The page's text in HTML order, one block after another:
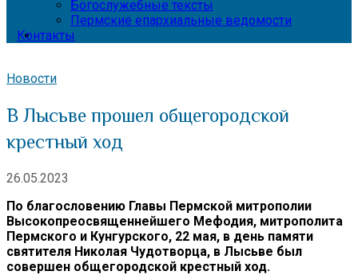
Богослужебные тексты
Пермские епархиальные ведомости
Контакты
Новости
В Лысьве прошел общегородской
крестный ход
26.05.2023
По благословению Главы Пермской митрополии
Высокопреосвященнейшего Мефодия, митрополита
Пермского и Кунгурского, 22 мая, в день памяти
святителя Николая Чудотворца, в Лысьве был
совершен общегородской крестный ход.